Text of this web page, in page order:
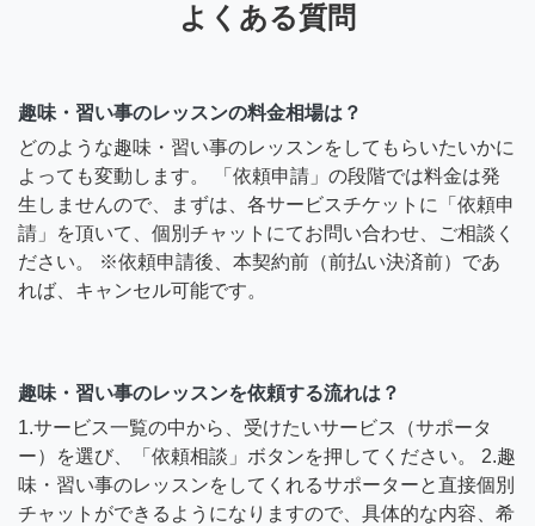
よくある質問
趣味・習い事のレッスンの料金相場は？
どのような趣味・習い事のレッスンをしてもらいたいかに
よっても変動します。 「依頼申請」の段階では料金は発
生しませんので、まずは、各サービスチケットに「依頼申
請」を頂いて、個別チャットにてお問い合わせ、ご相談く
ださい。 ※依頼申請後、本契約前（前払い決済前）であ
れば、キャンセル可能です。
趣味・習い事のレッスンを依頼する流れは？
1.サービス一覧の中から、受けたいサービス（サポータ
ー）を選び、「依頼相談」ボタンを押してください。 2.趣
味・習い事のレッスンをしてくれるサポーターと直接個別
チャットができるようになりますので、具体的な内容、希